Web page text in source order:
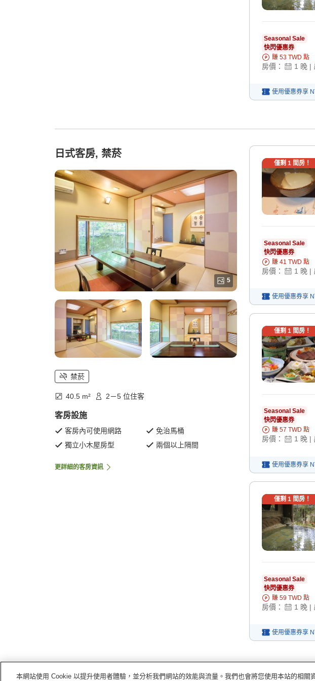
Seasonal Sale
快閃優惠券
賺 53 TWD 點
房價： 1 晚 |
使用優惠券享
日式客房, 禁菸
5
禁菸
40.5 m² 2－5 位住客
客房設施
客房內可使用網路
免治馬桶
獨立小木屋房型
兩個以上隔間
更詳細的客房資訊
僅剩 1間房！
Seasonal Sale
快閃優惠券
賺 41 TWD 點
房價： 1 晚 |
使用優惠券享
僅剩 1間房！
Seasonal Sale
快閃優惠券
賺 57 TWD 點
房價： 1 晚 |
使用優惠券享
僅剩 1 間房！
Seasonal Sale
快閃優惠券
賺 59 TWD 點
房價： 1 晚 |
使用優惠券享
本網站使用 Cookie 以提升使用者體驗，並分析我們網站的效能與流量。我們也會將您使用本站的相關